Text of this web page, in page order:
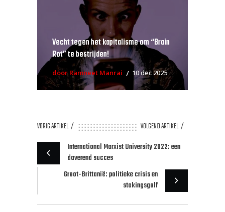
Vecht tegen het kapitalisme om “Brain
Rot” te bestrijden!
door Ramneet Manrai 10 dec 2025
VORIG ARTIKEL
VOLGEND ARTIKEL
International Marxist University 2022: een
daverend succes
Groot-Brittanië: politieke crisis en
stakingsgolf